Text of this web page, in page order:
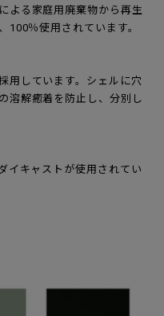
よる家庭用廃棄物から再生
100％使用されています。
用しています。シェルに穴
溶解癒着を防止し、分別し
イキャストが使用されてい